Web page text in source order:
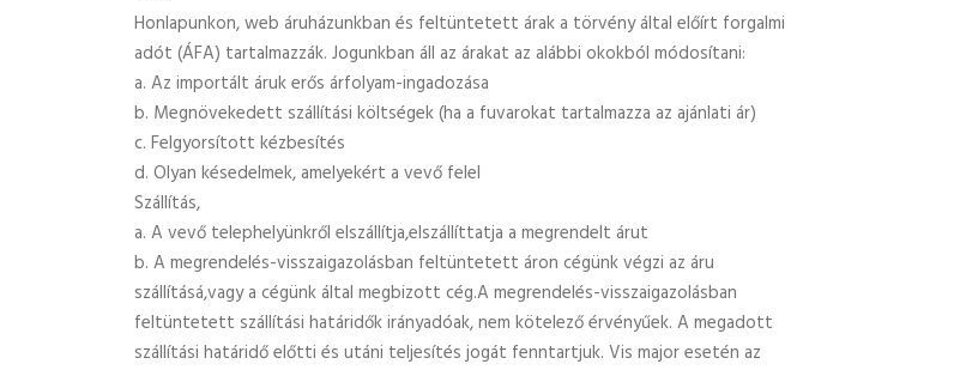
Honlapunkon, web áruházunkban és feltüntetett árak a törvény által előírt forgalmi
adót (ÁFA) tartalmazzák. Jogunkban áll az árakat az alábbi okokból módosítani:
a. Az importált áruk erős árfolyam-ingadozása
b. Megnövekedett szállítási költségek (ha a fuvarokat tartalmazza az ajánlati ár)
c. Felgyorsított kézbesítés
d. Olyan késedelmek, amelyekért a vevő felel
Szállítás,
a. A vevő telephelyünkről elszállítja,elszállíttatja a megrendelt árut
b. A megrendelés-visszaigazolásban feltüntetett áron cégünk végzi az áru
szállításá,vagy a cégünk által megbizott cég.A megrendelés-visszaigazolásban
feltüntetett szállítási határidők irányadóak, nem kötelező érvényűek. A megadott
szállítási határidő előtti és utáni teljesítés jogát fenntartjuk. Vis major esetén az